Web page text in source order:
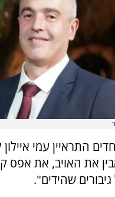
התראיין עמי איילון
מבין את האויב, את
שהידים".